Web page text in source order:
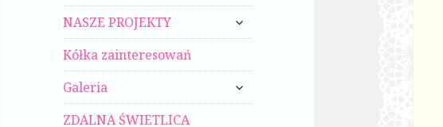
NASZE PROJEKTY
rozwiń
Kółka zainteresowań
Galeria
rozwiń
ZDALNA ŚWIETLICA